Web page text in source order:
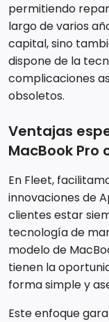
permitiendo
largo de varios
capital, sino
dispone de la
complicaciones
obsoletos.
Ventajas
MacBook Pro
En Fleet,
innovaciones de
clientes estar
tecnología de
modelo de
tienen la
forma simple y
Este enfoque